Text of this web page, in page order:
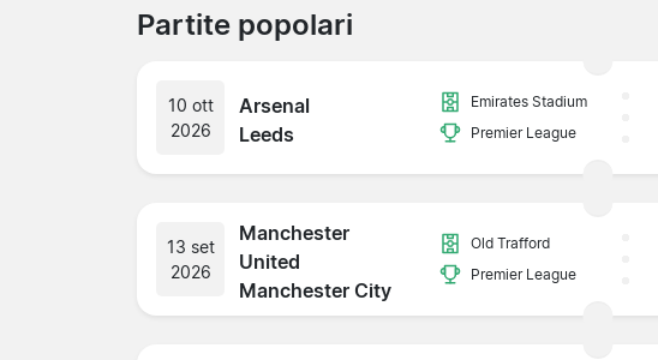
Partite popolari
10 ott
2026
Arsenal
Leeds
Emirates Stadium
Premier League
13 set
2026
Manchester
United
Manchester City
Old Trafford
Premier League